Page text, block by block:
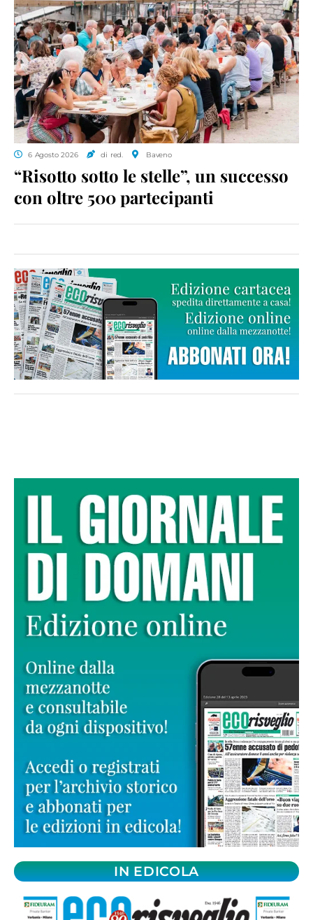
6 Agosto 2026 di red. Baveno
“Risotto sotto le stelle”, un successo
con oltre 500 partecipanti
IN EDICOLA